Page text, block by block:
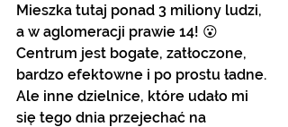
Mieszka tutaj ponad 3 miliony ludzi,
a w aglomeracji prawie 14! 😮
Centrum jest bogate, zatłoczone,
bardzo efektowne i po prostu ładne.
Ale inne dzielnice, które udało mi
się tego dnia przejechać na